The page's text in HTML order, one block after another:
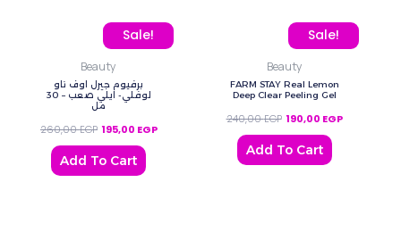
Sale!
Beauty
برفيوم جيرل اوف ناو
لوفلي- ايلي صعب – 30
مل
260,00EGP
Original price was: 260,00 EGP.
195,00 EGP
Current price is: 195,00 EGP.
Add To Cart
Sale!
Beauty
FARM STAY Real Lemon
Deep Clear Peeling Gel
240,00EGP
Original price was:
190,00 EGP
Current
Add To Cart